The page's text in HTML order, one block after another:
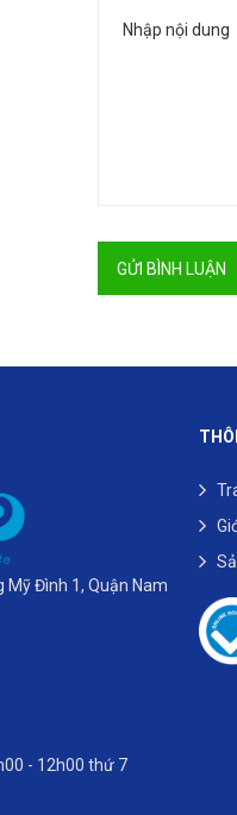
GỬI BÌNH LUẬN
Mỹ Đình 1, Quận Nam
- 12h00 thứ 7